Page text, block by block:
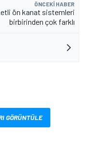
ÖNCEKI HABER
ön kanat sistemleri
birbirinden çok farklı
GÖRÜNTÜLE